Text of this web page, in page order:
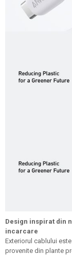
Design inspirat din
incarcare
Exteriorul cablului
provenite din plante